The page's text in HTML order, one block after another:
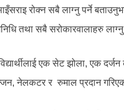
रोक्न सबै लाग्नु पर्ने
तथा सबै सरोकारवालाहरु लाग्नु
एक सेट झोला, एक
नेलकटर र रुमाल प्रदान